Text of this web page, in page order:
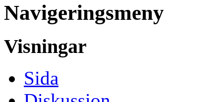
Navigeringsmeny
Visningar
Sida